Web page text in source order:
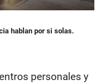
hablan por si solas.
personales y